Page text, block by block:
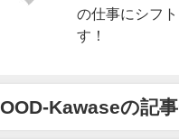
の仕事にシフ
す！
Kawaseの記